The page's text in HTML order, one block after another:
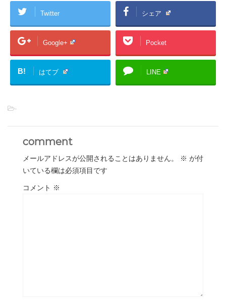
Twitter シェア
Google+ Pocket
B! はてブ LINE
-
comment
メールアドレスが公開されることはありません。 ※ が付
いている欄は必須項目です
コメント ※